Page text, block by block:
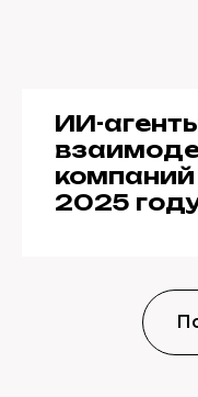
ИИ-
2025